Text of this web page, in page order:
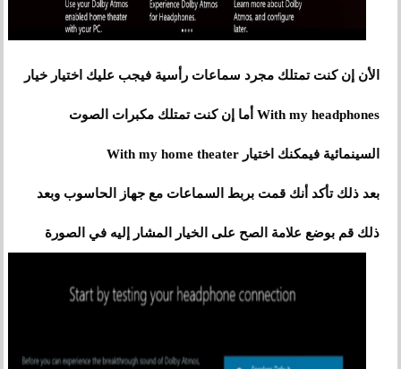
الأن إن كنت تمتلك مجرد سماعات رأسية فيجب عليك اختيار خيار
With my headphones أما إن كنت تمتلك مكبرات الصوت
السينمائية فيمكنك اختيار With my home theater
بعد ذلك تأكد أنك قمت بربط السماعات مع جهاز الحاسوب وبعد
ذلك قم بوضع علامة الصح على الخيار المشار إليه في الصورة